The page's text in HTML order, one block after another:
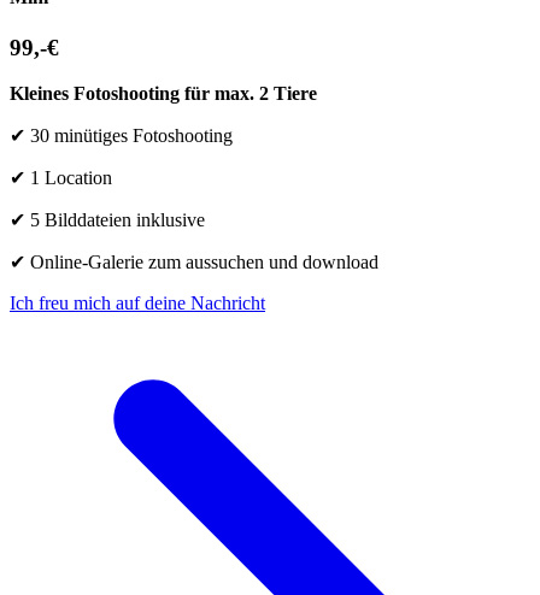
99,-€
Kleines Fotoshooting für max. 2 Tiere
✔ 30 minütiges Fotoshooting
✔ 1 Location
✔ 5 Bilddateien inklusive
✔ Online-Galerie zum aussuchen und download
Ich freu mich auf deine Nachricht